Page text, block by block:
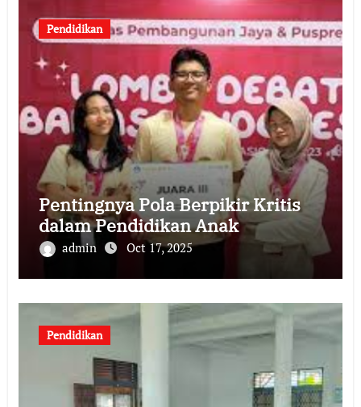
Pendidikan
Pentingnya Pola Berpikir Kritis
dalam Pendidikan Anak
admin Oct 17, 2025
Pendidikan